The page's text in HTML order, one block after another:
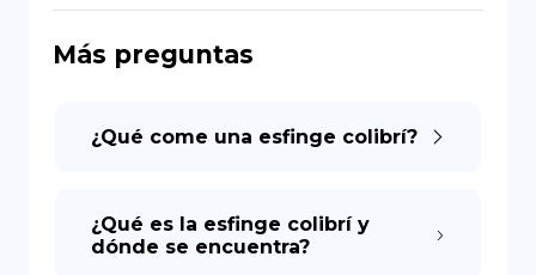
Más preguntas
¿Qué come una esfinge colibrí?
¿Qué es la esfinge colibrí y
dónde se encuentra?